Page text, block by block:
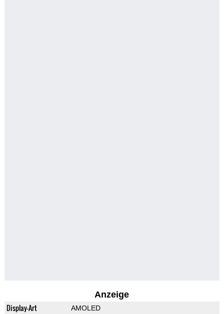
Anzeige
Display-Art AMOLED